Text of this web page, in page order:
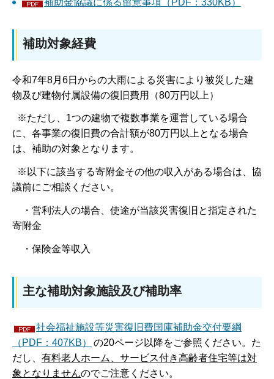
補助対象経費
令和7年8月6日からの大雨による災害により被災した建
物及び建物付属設備の復旧費用（80万円以上）
※ただし、1つの建物で複数事業を運営している場合
に、各事業の復旧費の合計額が80万円以上となる場合
は、補助の対象となります。
※以下に該当する寄附金その他の収入がある場合は、協
議前にご相談ください。
・営利法人の場合、使途が当該災害復旧と指定された
寄附金
・保険金等収入
主な補助対象施設及び補助率
社会福祉施設等災害復旧費国庫補助金交付要綱
（PDF：407KB）
の20ページ以降をご参照ください。た
だし、 有料老人ホーム、サービス付き高齢者住宅等は対
象となりませんのでご注意ください。